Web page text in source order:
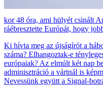
48 óra, ami hülyét csinált
ráébresztette Európát, hogy
Ki hívta meg az újságírót a
száma? Elhangoztak-e
európaiak? Az elmúlt két nap
adminisztráció a vártnál is
Nevessünk együtt a Signal-